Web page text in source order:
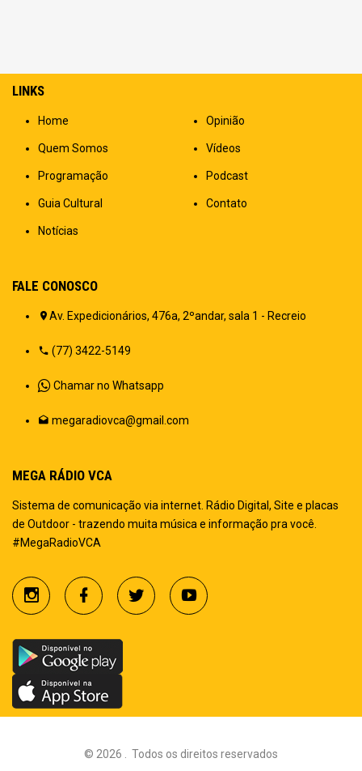
LINKS
Home
Quem Somos
Programação
Guia Cultural
Notícias
Opinião
Vídeos
Podcast
Contato
FALE CONOSCO
Av. Expedicionários, 476a, 2ºandar, sala 1 - Recreio
(77) 3422-5149
Chamar no Whatsapp
megaradiovca@gmail.com
MEGA RÁDIO VCA
Sistema de comunicação via internet. Rádio Digital, Site e placas
de Outdoor - trazendo muita música e informação pra você.
#MegaRadioVCA
© 2026 Todos os direitos reservados